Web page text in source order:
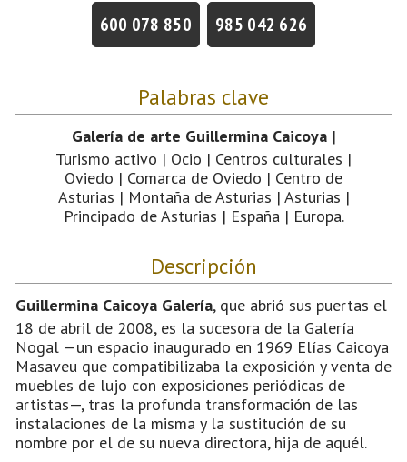
600 078 850 985 042 626
Palabras clave
Galería de arte Guillermina Caicoya|
Turismo activo | Ocio | Centros culturales |
Oviedo | Comarca de Oviedo | Centro de
Asturias | Montaña de Asturias | Asturias |
Principado de Asturias | España | Europa.
Descripción
Guillermina Caicoya Galería, que abrió sus puertas el
18 de abril de 2008, es la sucesora de la Galería
Nogal —un espacio inaugurado en 1969 Elías Caicoya
Masaveu que compatibilizaba la exposición y venta de
muebles de lujo con exposiciones periódicas de
artistas—, tras la profunda transformación de las
instalaciones de la misma y la sustitución de su
nombre por el de su nueva directora, hija de aquél.